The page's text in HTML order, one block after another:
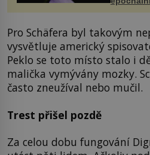
Pro Schäfera byl takovým
vysvětluje americký
Peklo se toto místo stalo i
malička vymývány mozky.
často zneužíval nebo mučil.
Trest přišel pozdě
Za celou dobu fungování